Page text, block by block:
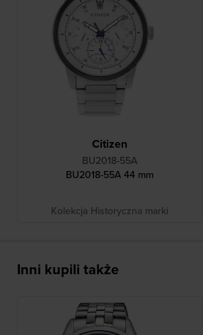
Citizen
BU2018-55A
BU2018-55A 44 mm
Kolekcja Historyczna marki
Inni kupili także